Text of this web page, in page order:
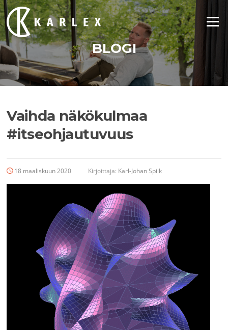
Siirry
suoraan
sisältöön
Valikko
BLOGI
Vaihda näkökulmaa
#itseohjautuvuus
18 maaliskuun 2020 Kirjoittaja: Karl-Johan Spiik